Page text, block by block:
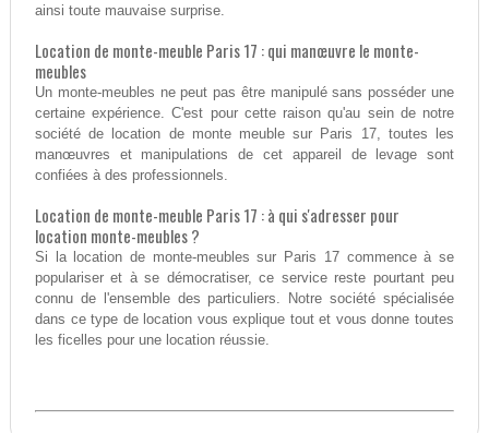
ainsi toute mauvaise surprise.
Location de monte-meuble Paris 17 : qui manœuvre le monte-
meubles
Un monte-meubles ne peut pas être manipulé sans posséder une
certaine expérience. C'est pour cette raison qu'au sein de notre
société de location de monte meuble sur Paris 17, toutes les
manœuvres et manipulations de cet appareil de levage sont
confiées à des professionnels.
Location de monte-meuble Paris 17 : à qui s'adresser pour
location monte-meubles ?
Si la location de monte-meubles sur Paris 17 commence à se
populariser et à se démocratiser, ce service reste pourtant peu
connu de l'ensemble des particuliers. Notre société spécialisée
dans ce type de location vous explique tout et vous donne toutes
les ficelles pour une location réussie.